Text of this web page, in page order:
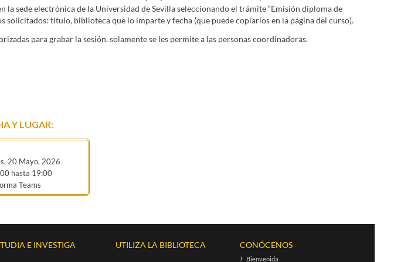
sede electrónica de la Universidad de Sevilla seleccionando el trámite “Emisión diploma de
solicitados: título, biblioteca que lo imparte y fecha (que puede copiarlos en la página del curso).
para grabar la sesión, solamente se les permite a las personas coordinadoras.
Y LUGAR:
20 Mayo, 2026
hasta 19:00
Teams
E INVESTIGA UTILIZA LA BIBLIOTECA CONÓCENOS
Bienvenida